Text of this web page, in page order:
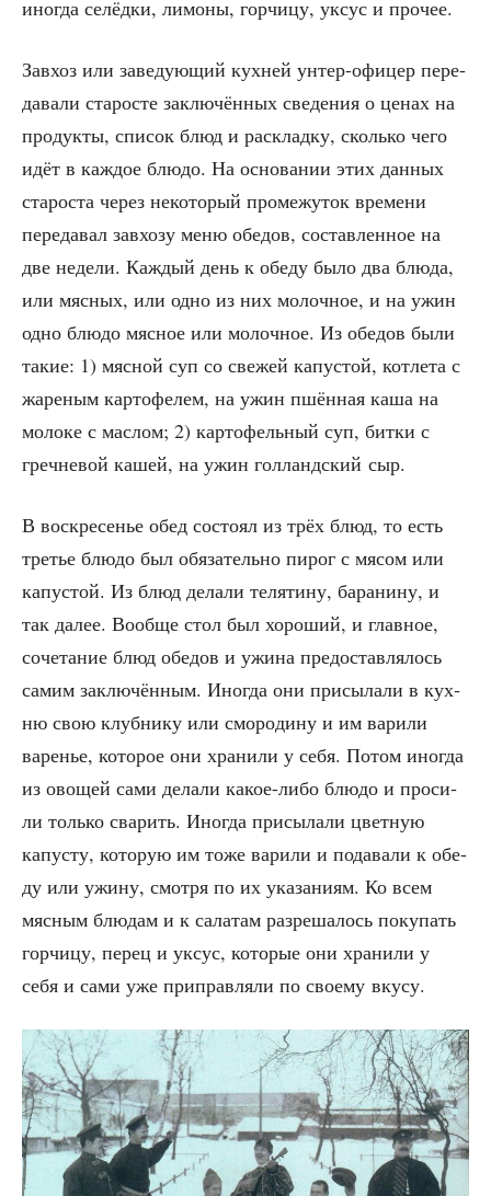
ино­гда селёд­ки, лимо­ны, гор­чи­цу, уксус и прочее.
Зав­хоз или заве­ду­ю­щий кух­ней унтер-офи­цер пере­
да­ва­ли ста­ро­сте заклю­чён­ных све­де­ния о ценах на
про­дук­ты, спи­сок блюд и рас­клад­ку, сколь­ко чего
идёт в каж­дое блю­до. На осно­ва­нии этих дан­ных
ста­ро­ста через неко­то­рый про­ме­жу­ток вре­ме­ни
пере­да­вал зав­хо­зу меню обе­дов, состав­лен­ное на
две неде­ли. Каж­дый день к обе­ду было два блю­да,
или мяс­ных, или одно из них молоч­ное, и на ужин
одно блю­до мяс­ное или молоч­ное. Из обе­дов были
такие: 1) мяс­ной суп со све­жей капу­стой, кот­ле­та с
жаре­ным кар­то­фе­лем, на ужин пшён­ная каша на
моло­ке с мас­лом; 2) кар­то­фель­ный суп, бит­ки с
греч­не­вой кашей, на ужин гол­ланд­ский сыр.
В вос­кре­се­нье обед состо­ял из трёх блюд, то есть
тре­тье блю­до был обя­за­тель­но пирог с мясом или
капу­стой. Из блюд дела­ли теля­ти­ну, бара­ни­ну, и
так далее. Вооб­ще стол был хоро­ший, и глав­ное,
соче­та­ние блюд обе­дов и ужи­на предо­став­ля­лось
самим заклю­чён­ным. Ино­гда они при­сы­ла­ли в кух­
ню свою клуб­ни­ку или смо­ро­ди­ну и им вари­ли
варе­нье, кото­рое они хра­ни­ли у себя. Потом ино­гда
из ово­щей сами дела­ли какое-либо блю­до и про­си­
ли толь­ко сва­рить. Ино­гда при­сы­ла­ли цвет­ную
капу­сту, кото­рую им тоже вари­ли и пода­ва­ли к обе­
ду или ужи­ну, смот­ря по их ука­за­ни­ям. Ко всем
мяс­ным блю­дам и к сала­там раз­ре­ша­лось поку­пать
гор­чи­цу, перец и уксус, кото­рые они хра­ни­ли у
себя и сами уже при­прав­ля­ли по сво­е­му вкусу.